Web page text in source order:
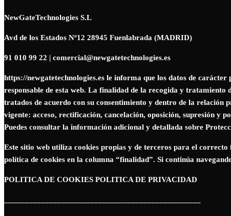
NewGateTechnologies S.L
Avd de los Estados Nº12 28945 Fuenlabrada (MADRID)
91 010 99 22 | comercial@newgatetechnologies.es
https://newgatetechnologies.es le informa que los datos de
responsable de esta web. La finalidad de la recogida y tratamiento
tratados de acuerdo con su consentimiento y dentro de la relación
vigente: acceso, rectificación, cancelación, oposición, supresión y
Puedes consultar la información adicional y detallada sobre
Este sitio web utiliza cookies propias y de terceros para el
política de cookies en la columna “finalidad”. Si continúa
POLITICA DE COOKIES POLITICA DE PRIVACIDAD